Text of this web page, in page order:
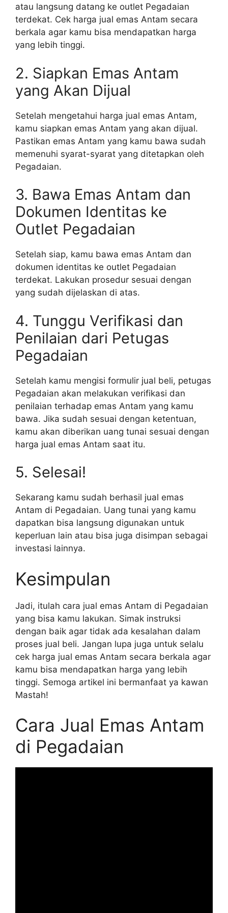
atau langsung datang ke outlet Pegadaian
terdekat. Cek harga jual emas Antam secara
berkala agar kamu bisa mendapatkan harga
yang lebih tinggi.
2. Siapkan Emas Antam
yang Akan Dijual
Setelah mengetahui harga jual emas Antam,
kamu siapkan emas Antam yang akan dijual.
Pastikan emas Antam yang kamu bawa sudah
memenuhi syarat-syarat yang ditetapkan oleh
Pegadaian.
3. Bawa Emas Antam dan
Dokumen Identitas ke
Outlet Pegadaian
Setelah siap, kamu bawa emas Antam dan
dokumen identitas ke outlet Pegadaian
terdekat. Lakukan prosedur sesuai dengan
yang sudah dijelaskan di atas.
4. Tunggu Verifikasi dan
Penilaian dari Petugas
Pegadaian
Setelah kamu mengisi formulir jual beli, petugas
Pegadaian akan melakukan verifikasi dan
penilaian terhadap emas Antam yang kamu
bawa. Jika sudah sesuai dengan ketentuan,
kamu akan diberikan uang tunai sesuai dengan
harga jual emas Antam saat itu.
5. Selesai!
Sekarang kamu sudah berhasil jual emas
Antam di Pegadaian. Uang tunai yang kamu
dapatkan bisa langsung digunakan untuk
keperluan lain atau bisa juga disimpan sebagai
investasi lainnya.
Kesimpulan
Jadi, itulah cara jual emas Antam di Pegadaian
yang bisa kamu lakukan. Simak instruksi
dengan baik agar tidak ada kesalahan dalam
proses jual beli. Jangan lupa juga untuk selalu
cek harga jual emas Antam secara berkala agar
kamu bisa mendapatkan harga yang lebih
tinggi. Semoga artikel ini bermanfaat ya kawan
Mastah!
Cara Jual Emas Antam
di Pegadaian